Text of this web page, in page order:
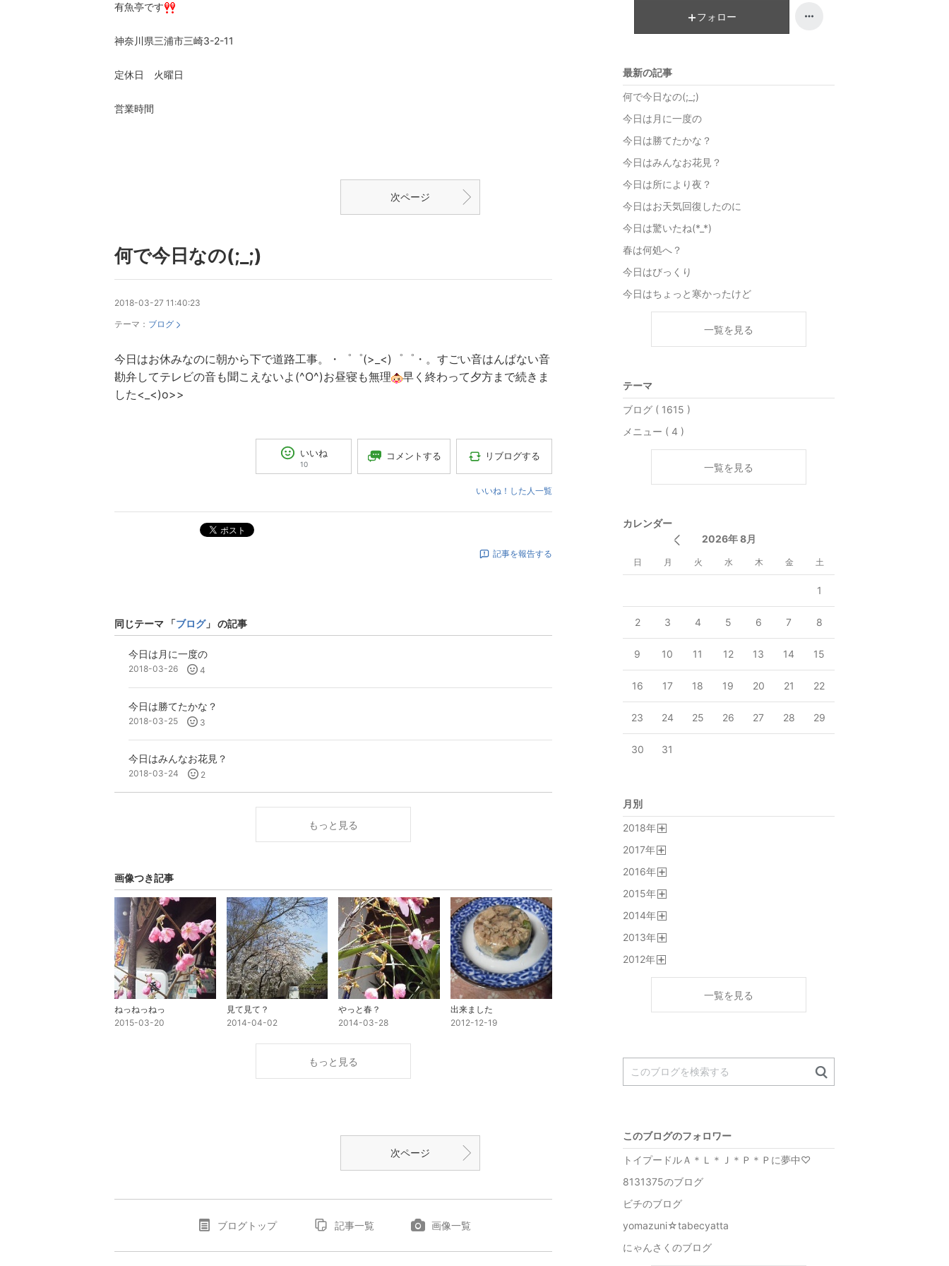
有魚亭です
神奈川県三浦市三崎3-2-11
定休日 火曜日
営業時間
次ページ
何で今日なの(;_;)
2018-03-27 11:40:23
テーマ： ブログ
今日はお休みなのに朝から下で道路工事。・゜゜(>_<)゜゜・。すごい音はんぱない音
勘弁してテレビの音も聞こえないよ(^O^)お昼寝も無理
早く終わって夕方まで続きま
した< _<)o>>
いいね
10
コメントする リブログする
いいね！した人一覧
ポスト
記事を報告する
同じテーマ 「ブログ」 の記事
今日は月に一度の
2018-03-26 4
今日は勝てたかな？
2018-03-25 3
今日はみんなお花見？
2018-03-24 2
もっと見る
画像つき記事
ねっねっねっ
2015-03-20
見て見て？
2014-04-02
やっと春？
2014-03-28
出来ました
2012-12-19
もっと見る
次ページ
ブログトップ 記事一覧 画像一覧
フォロー
最新の記事
何で今日なの(;_;)
今日は月に一度の
今日は勝てたかな？
今日はみんなお花見？
今日は所により夜？
今日はお天気回復したのに
今日は驚いたね(*_*)
春は何処へ？
今日はびっくり
今日はちょっと寒かったけど
一覧を見る
テーマ
ブログ ( 1615 )
メニュー ( 4 )
一覧を見る
カレンダー
2026年 8月
日 月 火 水 木 金 土
1
2 3 4 5 6 7 8
9 10 11 12 13 14 15
16 17 18 19 20 21 22
23 24 25 26 27 28 29
30 31
月別
2018年
2017年
2016年
2015年
2014年
2013年
2012年
一覧を見る
このブログのフォロワー
トイプードルＡ＊Ｌ＊Ｊ＊Ｐ＊Ｐに夢中♡
8131375のブログ
ビチのブログ
yomazuni☆tabecyatta
にゃんさくのブログ